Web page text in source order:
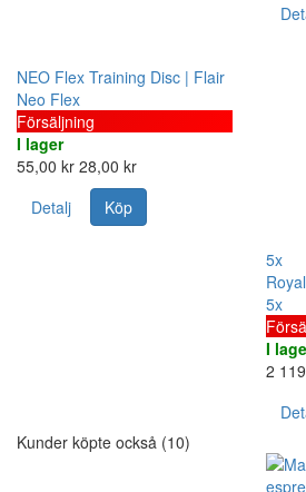
NEO Flex Training Disc | Flair
Neo Flex
Försäljning
I lager
55,00 kr 28,00 kr
Detalj
Köp
5x
5x
I
2
Kunder köpte också (10)